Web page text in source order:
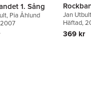
1. Sång
, Pia Åhlund
Jan Utbult
Häftad,
369 kr